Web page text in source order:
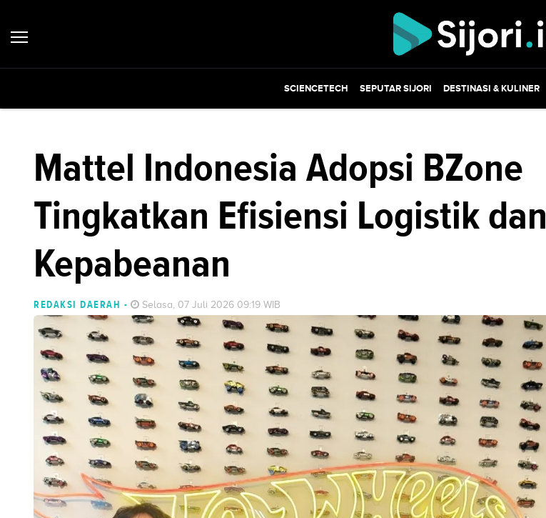
SCIENCETECH SEPUTAR SIJORI DESTINASI & KULINER
Mattel Indonesia Adopsi BZone
Tingkatkan Efisiensi Logistik dan
Kepabeanan
REDAKSI DAERAH - Selasa, 07 Juli 2026 09:19 WIB